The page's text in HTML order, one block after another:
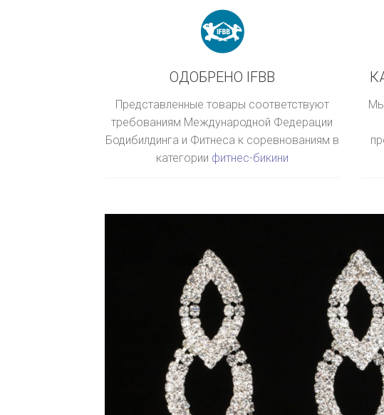
ОДОБРЕНО IFBB
Представленные товары соответствуют
требованиям Международной Федерации
Бодибилдинга и Фитнеса к соревнованиям в
категории фитнес-бикини